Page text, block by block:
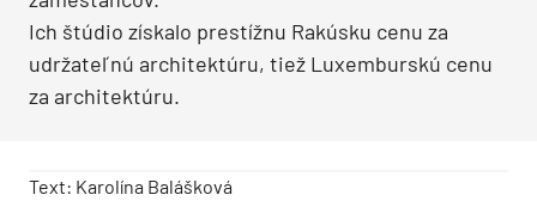
Ich štúdio získalo prestížnu Rakúsku cenu za
udržateľnú architektúru, tiež Luxemburskú cenu
za architektúru.
Text: Karolína Balášková